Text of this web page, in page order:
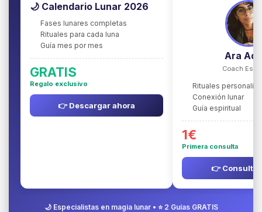
🌙 Calendario Lunar 2026
Fases lunares completas
Rituales para cada luna
Guía mes por mes
GRATIS
Regalo exclusivo
👉 Descargar ahora
Ara
Coach
Rituales
Conexión lunar
Guía espiritual
1€
Primera consulta
👉
🌙 Especialistas en magia lunar • ⭐ 2 Guías GRATIS